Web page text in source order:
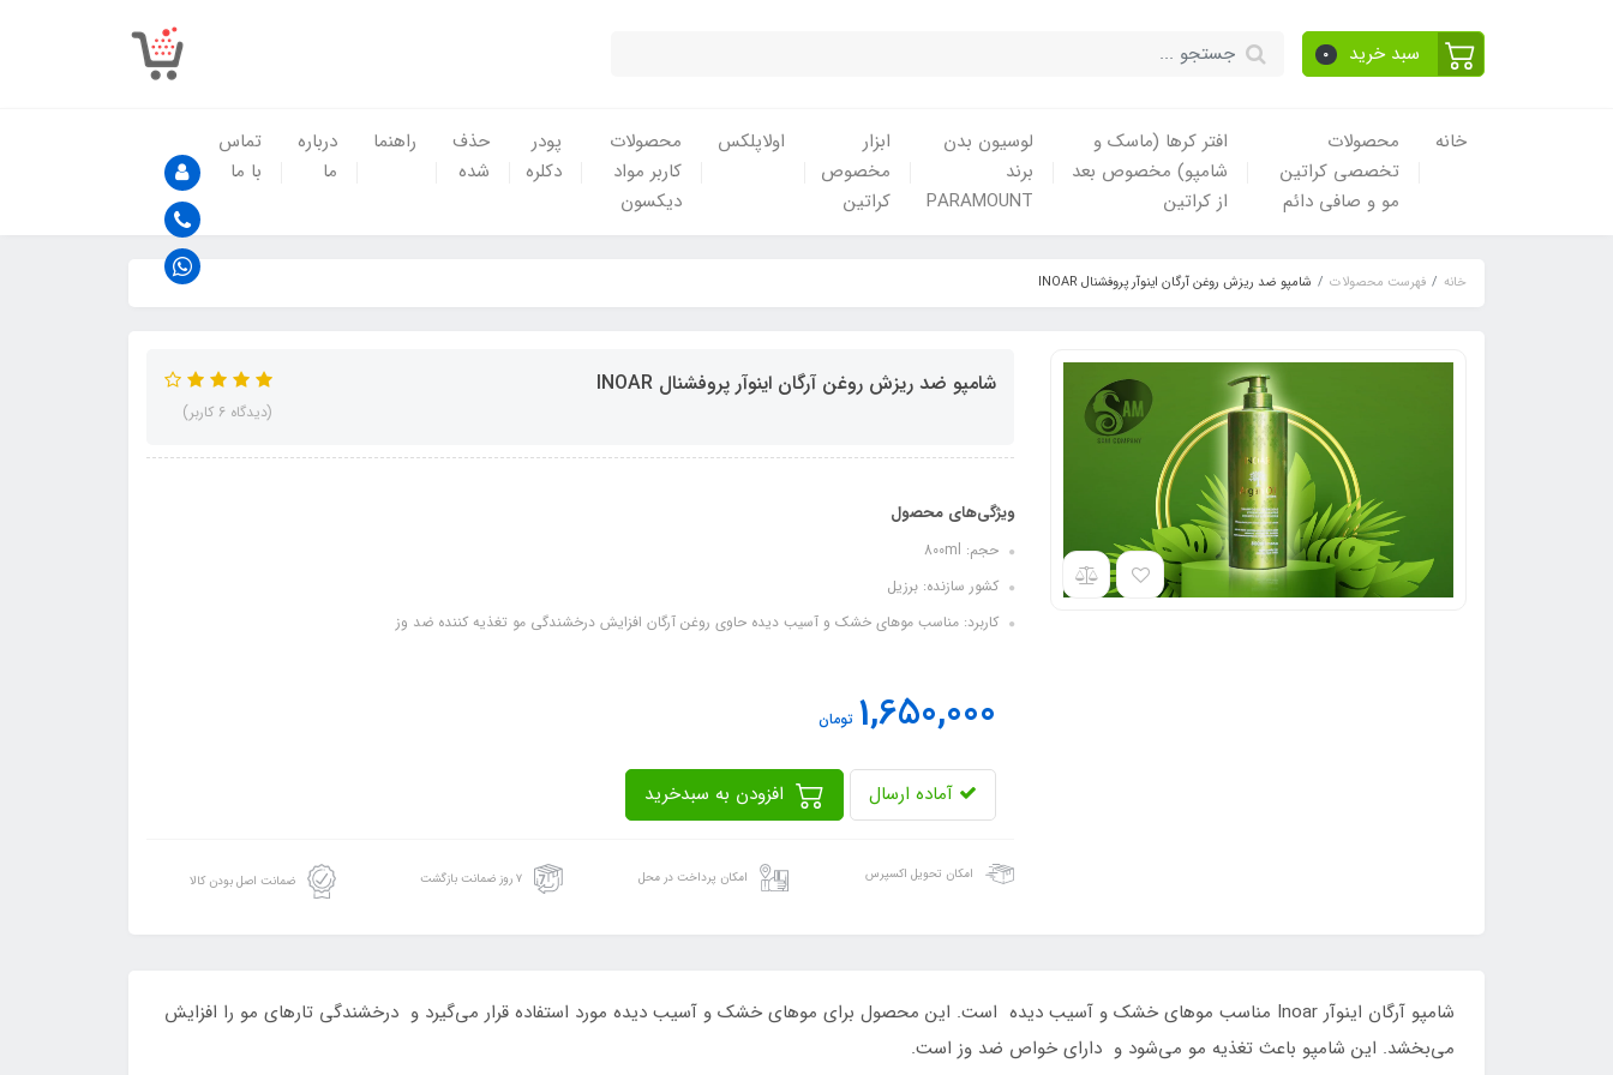
سبد خرید 0
خانه
محصولات
تخصصی کراتین
مو و صافی دائم
افتر کرها (ماسک و
شامپو) مخصوص بعد
از کراتین
لوسیون بدن
برند
PARAMOUNT
ابزار
مخصوص
کراتین
اولاپلکس
محصولات
کاربر مواد
دیکسون
پودر
دکلره
حذف
شده
راهنما
درباره
ما
تماس
با ما
خانه فهرست محصولات شامپو ضد ریزش روغن آرگان اینوآر پروفشنال INOAR
شامپو ضد ریزش روغن آرگان اینوآر پروفشنال INOAR
(دیدگاه 6 کاربر)
ویژگی‌های محصول
حجم: 800ml
کشور سازنده: برزیل
کاربرد: مناسب موهای خشک و آسیب دیده حاوی روغن آرگان افزایش درخشندگی مو تغذیه کننده ضد وز
1,650,000 تومان
آماده ارسال
امکان تحویل اکسپرس امکان پرداخت در محل ۷ روز ضمانت بازگشت ضمانت اصل بودن کالا
شامپو آرگان اینوآر Inoar مناسب موهای خشک و آسیب دیده است. این محصول برای موهای خشک و آسیب دیده مورد استفاده قرار می‌گیرد و درخشندگی تارهای مو را افزایش
می‌بخشد. این شامپو باعث تغذیه مو می‌شود و دارای خواص ضد وز است.